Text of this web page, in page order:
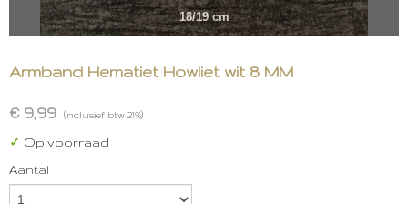
18/19 cm
Armband Hematiet Howliet wit 8 MM
€ 9,99 (inclusief btw 21%)
✓ Op voorraad
Aantal